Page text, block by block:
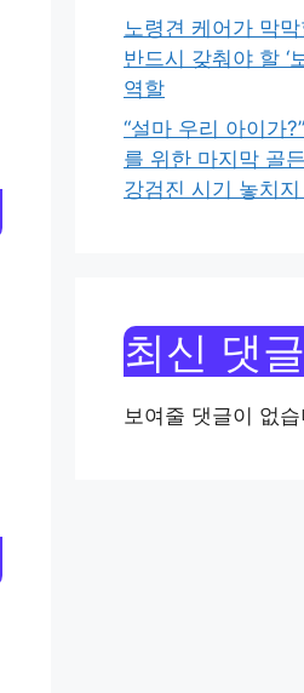
노령견 케어가 막
반드시 갖춰야 할 ‘
역할
“설마 우리 아이가
를 위한 마지막 골
강검진 시기 놓치
최신 댓글
보여줄 댓글이 없